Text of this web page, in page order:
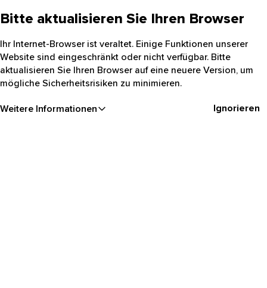
Bitte aktualisieren Sie Ihren Browser
Ihr Internet-Browser ist veraltet. Einige Funktionen unserer
Website sind eingeschränkt oder nicht verfügbar. Bitte
aktualisieren Sie Ihren Browser auf eine neuere Version, um
mögliche Sicherheitsrisiken zu minimieren.
Weitere Informationen Ignorieren